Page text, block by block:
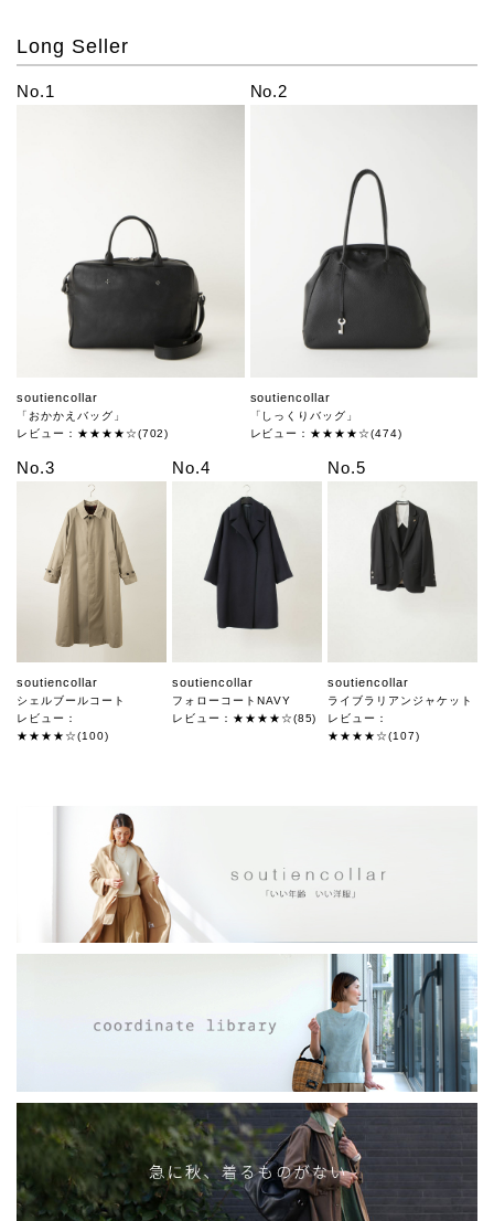
Long Seller
No.1
soutiencollar
「おかかえバッグ」
レビュー：★★★★☆(702)
No.2
soutiencollar
「しっくりバッグ」
レビュー：★★★★☆(474)
No.3
soutiencollar
シェルブールコート
レビュー：
★★★★☆(100)
No.4
soutiencollar
フォローコートNAVY
レビュー：★★★★☆(85)
No.5
soutiencollar
ライブラリアンジャケット
レビュー：
★★★★☆(107)